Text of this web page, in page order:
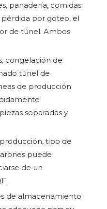
panadería, comidas
pérdida por goteo, el
de túnel. Ambos
congelación de
túnel de
de producción
separadas y
tipo de
puede
de un
de almacenamiento